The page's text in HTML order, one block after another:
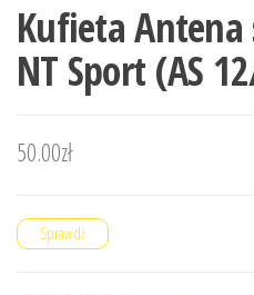
Kufieta
NT Sport (AS
50.00zł
Sprawdź